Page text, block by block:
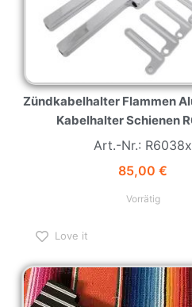
Zündkabelhalter Flammen
Kabelhalter Schienen
Art.-Nr.: R6038x
85,00 €
Vorrätig
Love it